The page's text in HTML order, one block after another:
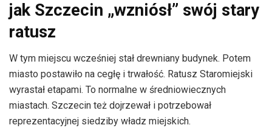
jak Szczecin „wzniósł” swój stary
ratusz
W tym miejscu wcześniej stał drewniany budynek. Potem
miasto postawiło na cegłę i trwałość. Ratusz Staromiejski
wyrastał etapami. To normalne w średniowiecznych
miastach. Szczecin też dojrzewał i potrzebował
reprezentacyjnej siedziby władz miejskich.